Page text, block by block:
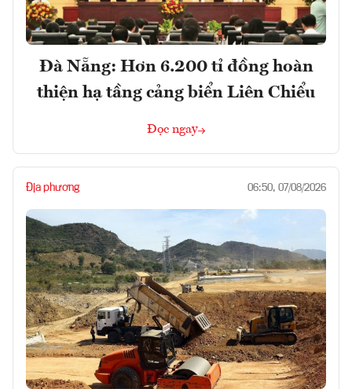
Đà Nẵng: Hơn 6.200 tỉ đồng hoàn
thiện hạ tầng cảng biển Liên Chiểu
Đọc ngay
Địa phương 06:50, 07/08/2026